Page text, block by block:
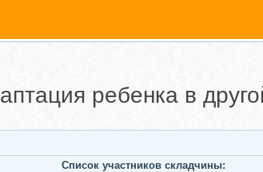
ребенка в
Список участников складчины: